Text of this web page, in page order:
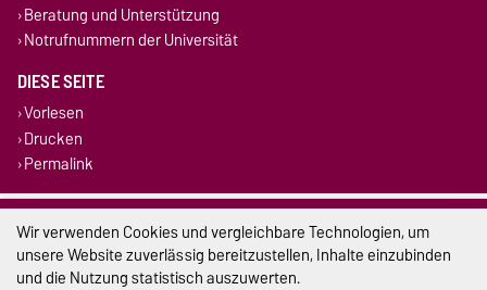
Beratung und Unterstützung
Notrufnummern der Universität
DIESE SEITE
Vorlesen
Drucken
Permalink
Impressum
Datenschutz
Wir verwenden Cookies und vergleichbare Technologien, um
unsere Website zuverlässig bereitzustellen, Inhalte einzubinden
und die Nutzung statistisch auszuwerten.